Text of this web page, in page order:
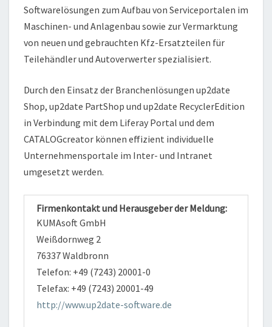
Softwarelösungen zum Aufbau von Serviceportalen im
Maschinen- und Anlagenbau sowie zur Vermarktung
von neuen und gebrauchten Kfz-Ersatzteilen für
Teilehändler und Autoverwerter spezialisiert.
Durch den Einsatz der Branchenlösungen up2date
Shop, up2date PartShop und up2date RecyclerEdition
in Verbindung mit dem Liferay Portal und dem
CATALOGcreator können effizient individuelle
Unternehmensportale im Inter- und Intranet
umgesetzt werden.
Firmenkontakt und Herausgeber der Meldung:
KUMAsoft GmbH
Weißdornweg 2
76337 Waldbronn
Telefon: +49 (7243) 20001-0
Telefax: +49 (7243) 20001-49
http://www.up2date-software.de